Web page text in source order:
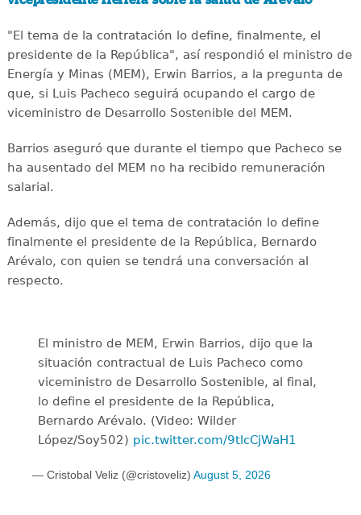
"El tema de la contratación lo define, finalmente, el
presidente de la República", así respondió el ministro de
Energía y Minas (MEM), Erwin Barrios, a la pregunta de
que, si Luis Pacheco seguirá ocupando el cargo de
viceministro de Desarrollo Sostenible del MEM.
Barrios aseguró que durante el tiempo que Pacheco se
ha ausentado del MEM no ha recibido remuneración
salarial.
Además, dijo que el tema de contratación lo define
finalmente el presidente de la República, Bernardo
Arévalo, con quien se tendrá una conversación al
respecto.
El ministro de MEM, Erwin Barrios, dijo que la
situación contractual de Luis Pacheco como
viceministro de Desarrollo Sostenible, al final,
lo define el presidente de la República,
Bernardo Arévalo. (Video: Wilder
López/Soy502) pic.twitter.com/9tlcCjWaH1
— Cristobal Veliz (@cristoveliz) August 5, 2026